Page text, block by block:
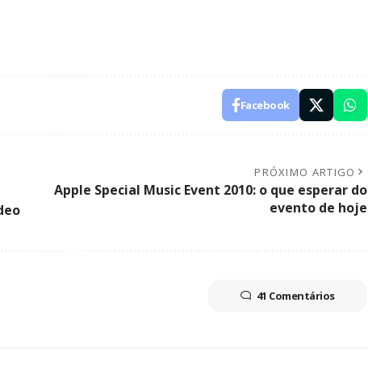
Facebook
PRÓXIMO ARTIGO
Apple Special Music Event 2010: o que esperar do
evento de hoje
41 Comentários